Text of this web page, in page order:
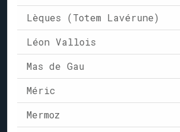
Lèques (Totem Lavérune)
Léon Vallois
Mas de Gau
Méric
Mermoz